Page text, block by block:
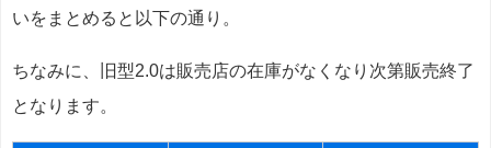
いをまとめると以下の通り。
ちなみに、旧型2.0は販売店の在庫がなくなり次第販売終了
となります。